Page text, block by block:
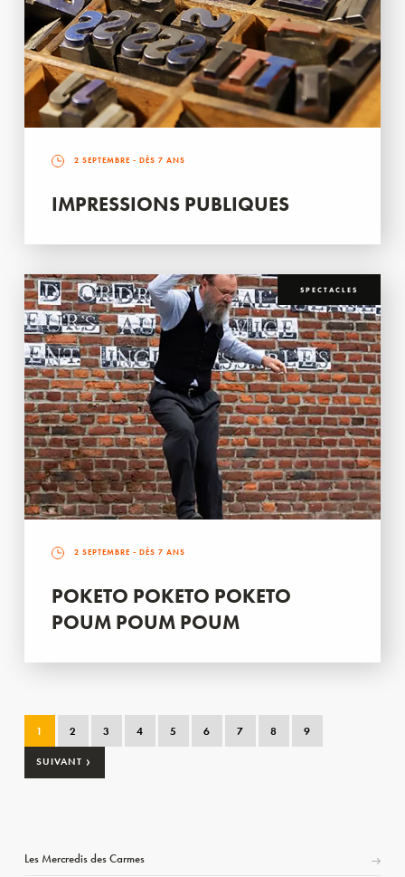
2 SEPTEMBRE - DÈS 7 ANS
IMPRESSIONS PUBLIQUES
SPECTACLES
2 SEPTEMBRE - DÈS 7 ANS
POKETO POKETO POKETO
POUM POUM POUM
1 2 3 4 5 6 7 8 9
SUIVANT ›
Les Mercredis des Carmes